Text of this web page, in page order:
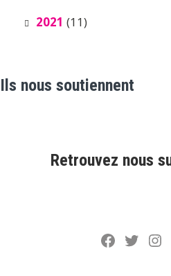
2021 (11)
Ils nous soutiennent
Retrouvez nous
Facebook